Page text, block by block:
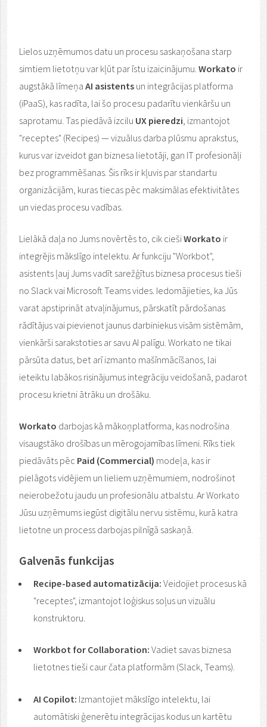
Lielos uzņēmumos datu un procesu saskaņošana starp
simtiem lietotņu var kļūt par īstu izaicinājumu. Workato ir
augstākā līmeņa AI asistents un integrācijas platforma
(iPaaS), kas radīta, lai šo procesu padarītu vienkāršu un
saprotamu. Tas piedāvā izcilu UX pieredzi , izmantojot
"receptes" (Recipes) — vizuālus darba plūsmu aprakstus,
kurus var izveidot gan biznesa lietotāji, gan IT profesionāļi
bez programmēšanas. Šis rīks ir kļuvis par standartu
organizācijām, kuras tiecas pēc maksimālas efektivitātes
un viedas procesu vadības.
Lielākā daļa no Jums novērtēs to, cik ciešiWorkato ir
integrējis mākslīgo intelektu. Ar funkciju "Workbot",
asistents ļauj Jums vadīt sarežģītus biznesa procesus tieši
no Slack vai Microsoft Teams vides. Iedomājieties, ka Jūs
varat apstiprināt atvaļinājumus, pārskatīt pārdošanas
rādītājus vai pievienot jaunus darbiniekus visām sistēmām,
vienkārši sarakstoties ar savu AI palīgu. Workato ne tikai
pārsūta datus, bet arī izmanto mašīnmācīšanos, lai
ieteiktu labākos risinājumus integrāciju veidošanā, padarot
procesu krietni ātrāku un drošāku.
Workato darbojas kā mākoņplatforma, kas nodrošina
visaugstāko drošības un mērogojamības līmeni. Rīks tiek
piedāvāts pēc Paid (Commercial) modeļa, kas ir
pielāgots vidējiem un lieliem uzņēmumiem, nodrošinot
neierobežotu jaudu un profesionālu atbalstu. Ar Workato
Jūsu uzņēmums iegūst digitālu nervu sistēmu, kurā katra
lietotne un process darbojas pilnīgā saskaņā.
Galvenās funkcijas
Recipe-based automatizācija: Veidojiet procesus kā
"receptes", izmantojot loģiskus soļus un vizuālu
konstruktoru.
Workbot for Collaboration: Vadiet savas biznesa
lietotnes tieši caur čata platformām (Slack, Teams).
AI Copilot: Izmantojiet mākslīgo intelektu, lai
automātiski ģenerētu integrācijas kodus un kartētu